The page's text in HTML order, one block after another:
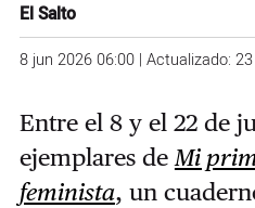
El Salto
8 jun 2026 06:00 | Actualizado:
Entre el 8 y el 22 de
ejemplares deMi
feminista, un